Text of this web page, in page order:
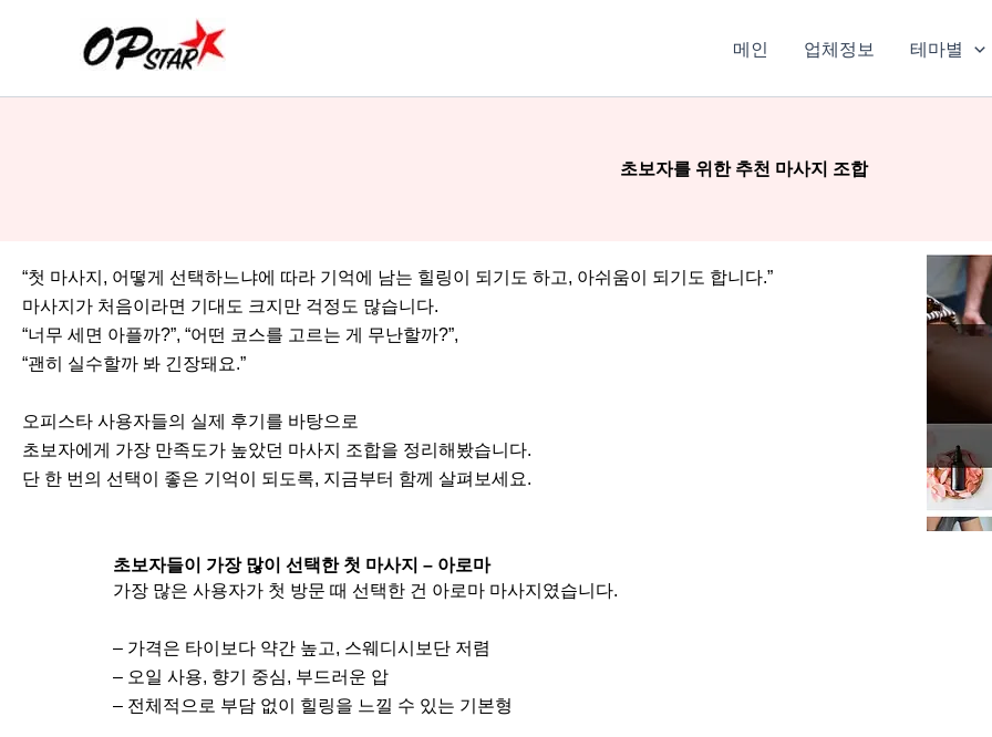
로
메인 업체정보 테마별
초보자를 위한 추천 마사지 조합
“첫 마사지, 어떻게 선택하느냐에 따라 기억에 남는 힐링이 되기도 하고, 아쉬움이 되기도 합니다.”
마사지가 처음이라면 기대도 크지만 걱정도 많습니다.
“너무 세면 아플까?”, “어떤 코스를 고르는 게 무난할까?”,
“괜히 실수할까 봐 긴장돼요.”
오피스타 사용자들의 실제 후기를 바탕으로
초보자에게 가장 만족도가 높았던 마사지 조합을 정리해봤습니다.
단 한 번의 선택이 좋은 기억이 되도록, 지금부터 함께 살펴보세요.
초보자들이 가장 많이 선택한 첫 마사지 – 아로마
가장 많은 사용자가 첫 방문 때 선택한 건 아로마 마사지였습니다.
– 가격은 타이보다 약간 높고, 스웨디시보단 저렴
– 오일 사용, 향기 중심, 부드러운 압
– 전체적으로 부담 없이 힐링을 느낄 수 있는 기본형